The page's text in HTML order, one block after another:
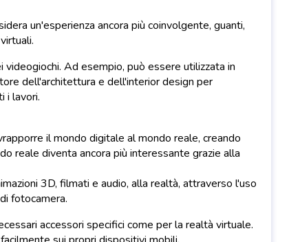
un'esperienza ancora più coinvolgente, guanti,
Ad esempio, può essere utilizzata in
dell'architettura e dell'interior design per
i lavori.
il mondo digitale al mondo reale, creando
reale diventa ancora più interessante grazie alla
3D, filmati e audio, alla realtà, attraverso l'uso
fotocamera.
accessori specifici come per la realtà virtuale.